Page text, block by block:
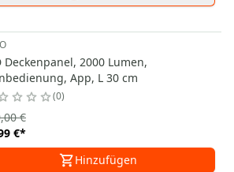
Deckenpanel, 2000 Lumen,
App, L 30 cm
0
€*
€
Hinzufügen